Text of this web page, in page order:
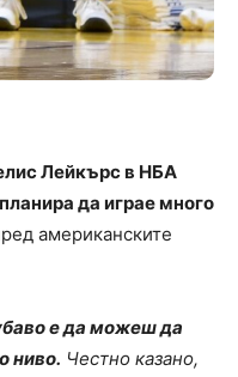
Лейкърс в НБА
да играе много
американските
е да можеш да
ниво. Честно казано,